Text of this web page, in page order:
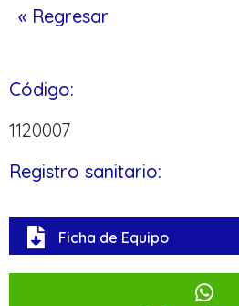
« Regresar
Código:
1120007
Registro sanitario:
Ficha de Equipo